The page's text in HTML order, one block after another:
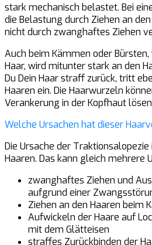
stark mechanisch belastet. Bei
die Belastung durch Ziehen an
nicht durch zwanghaftes Ziehen
Auch beim Kämmen oder
Haar, wird mitunter stark an den
Du Dein Haar straff zurück, tritt
Haaren ein. Die Haarwurzeln
Verankerung in der Kopfhaut
Welche Ursachen hat dieser
Die Ursache der
Haaren. Das kann gleich mehrere
zwanghaftes Ziehen und
aufgrund einer
Ziehen an den Haaren beim
Aufwickeln der Haare auf
mit dem Glätteisen
straffes Zurückbinden der